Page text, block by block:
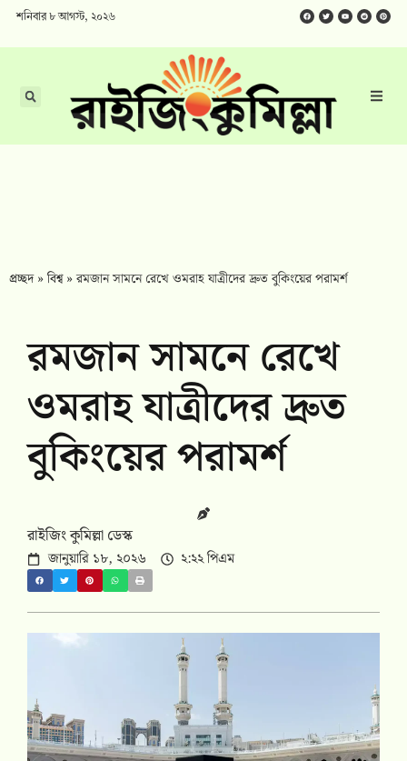
শনিবার ৮ আগস্ট, ২০২৬
প্রচ্ছদ»বিশ্ব»রমজান সামনে রেখে ওমরাহ যাত্রীদের দ্রুত বুকিংয়ের পরামর্শ
রমজান সামনে রেখে
ওমরাহ যাত্রীদের দ্রুত
বুকিংয়ের পরামর্শ
রাইজিং কুমিল্লা ডেস্ক
জানুয়ারি ১৮, ২০২৬ ২:২২ পিএম